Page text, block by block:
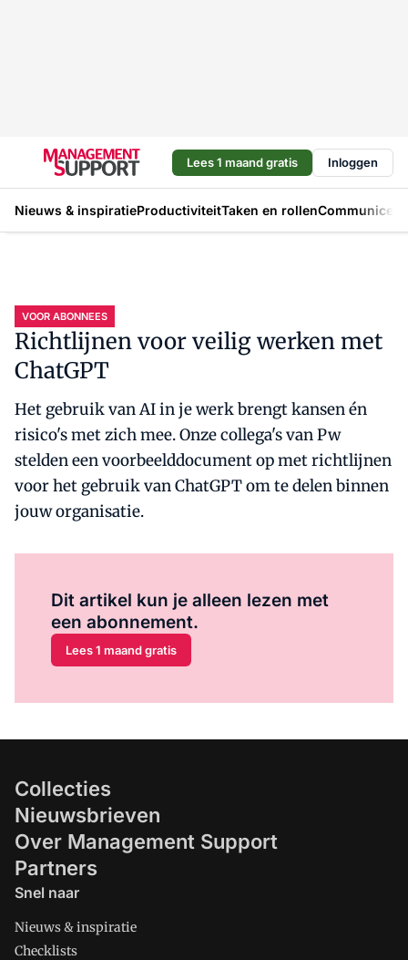
Lees 1 maand gratis Inloggen
Nieuws & inspiratieProductiviteitTaken en rollen
VOOR ABONNEES
Richtlijnen voor veilig werken met
ChatGPT
Het gebruik van AI in je werk brengt kansen én
risico's met zich mee. Onze collega's van Pw
stelden een voorbeelddocument op met richtlijnen
voor het gebruik van ChatGPT om te delen binnen
jouw organisatie.
Dit artikel kun je alleen lezen met
een abonnement.
Lees 1 maand gratis
Collecties
Nieuwsbrieven
Over Management Support
Partners
Snel naar
Nieuws & inspiratie
Checklists